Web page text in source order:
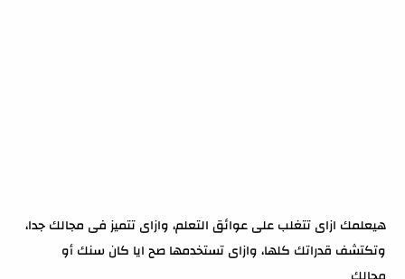
هيعلمك ازاى تتغلب على عوائق التعلم، وازاى تتميز فى مجالك جدا،
وتكتشف قدراتك كلها، وازاى تستخدمها صح ايا كان سنك أو
مجالك.